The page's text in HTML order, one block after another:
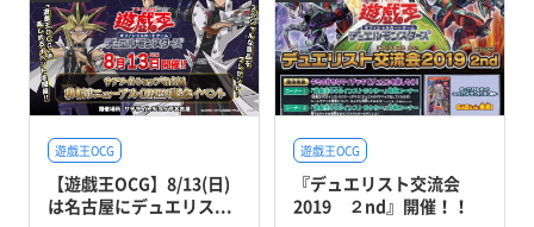
遊戯王OCG
【遊戯王OCG】8/13(日)
は名古屋にデュエリス...
遊戯王OCG
『デュエリスト交流会
2019 ２nd』開催！！